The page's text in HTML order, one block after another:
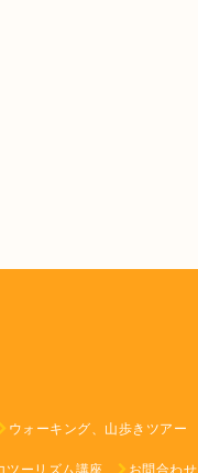
ウォーキング、山歩きツアー
ツーリズム講座 お問合わせ